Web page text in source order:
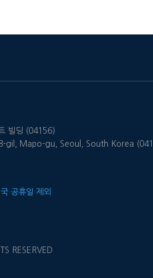
빌딩 (04156)
gil, Mapo-gu, Seoul, South Korea
공휴일 제외
RESERVED